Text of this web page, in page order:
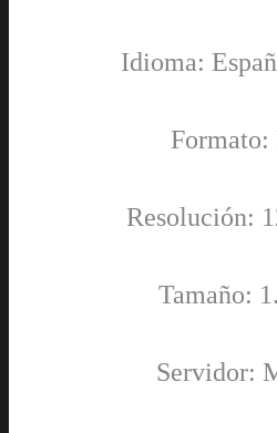
Idioma:
Formato:
Resolución:
Tamaño:
Servidor: